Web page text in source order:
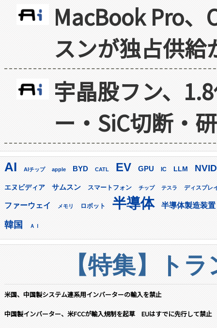
MacBook Pro
スンが独占供給
宇晶股フン、
ー・SiC切断・
AI AIチップ apple BYD CATL EV GPU IC LLM
エヌビディア サムスン スマートフォン チップ テスラ ディスプレ
ファーウェイ メモリ ロボット 半導体 半導体製造装置
韓国 ＡＩ
【特集】ト
米国、中国製システム連系用インバーターの輸入を禁止
中国製インバーター、米FCCが輸入規制を起草 EUはすでに先行して禁止